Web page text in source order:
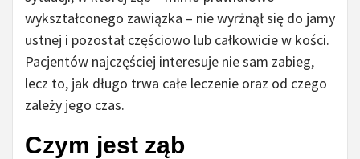
wykształconego zawiązka – nie wyrżnął się do jamy
ustnej i pozostał częściowo lub całkowicie w kości.
Pacjentów najczęściej interesuje nie sam zabieg,
lecz to, jak długo trwa całe leczenie oraz od czego
zależy jego czas.
Czym jest ząb